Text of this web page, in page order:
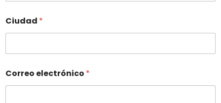
Ciudad *
Correo electrónico *